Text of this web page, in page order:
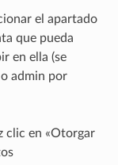
el apartado
que pueda
en ella (se
admin por
clic en «Otorgar